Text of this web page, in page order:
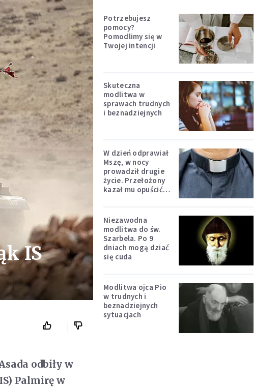
IS
odbiły w
Palmirę w
Potrzebujesz
pomocy?
Pomodlimy się w
Twojej intencji
Skuteczna
modlitwa w
sprawach trudnych
i beznadziejnych
W dzień odprawiał
Mszę, w nocy
prowadził drugie
życie. Przełożony
kazał mu opuścić
Niezawodna
modlitwa do św.
Szarbela. Po 9
dniach mogą dziać
się cuda
Modlitwa ojca Pio
w trudnych i
beznadziejnych
sytuacjach